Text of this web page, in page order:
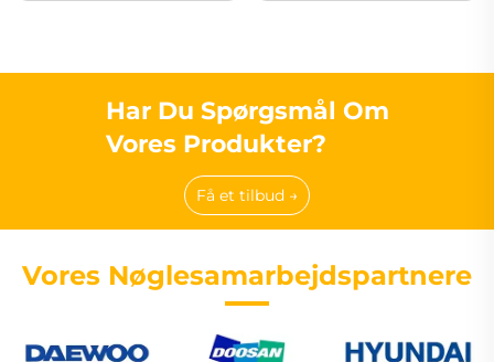
Har Du Spørgsmål Om
Vores Produkter?
Få et tilbud →
Vores Nøglesamarbejdspartnere